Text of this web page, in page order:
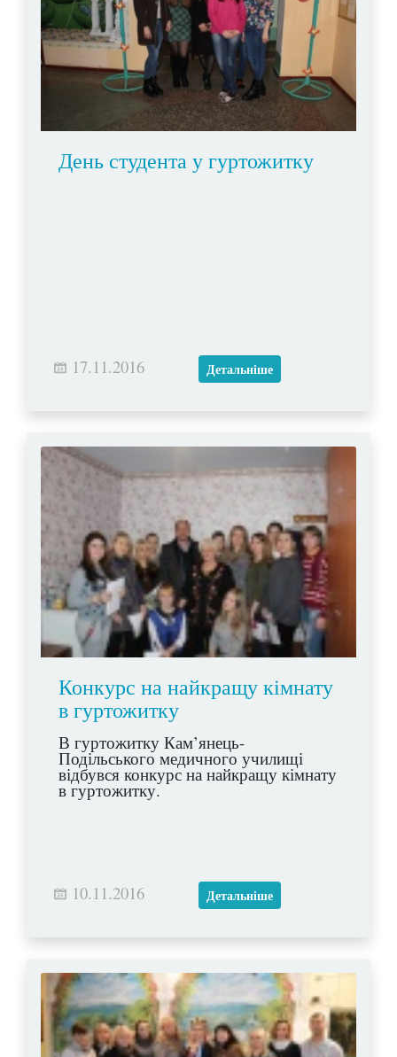
День студента у гуртожитку
17.11.2016 Детальніше
Конкурс на найкращу кімнату
в гуртожитку
В гуртожитку Кам’янець-
Подільського медичного училищі
відбувся конкурс на найкращу кімнату
в гуртожитку.
10.11.2016 Детальніше